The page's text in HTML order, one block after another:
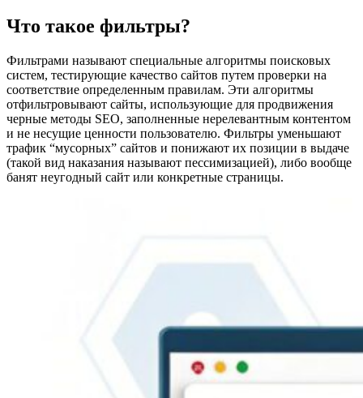
Что такое фильтры?
Фильтрами называют специальные алгоритмы поисковых
систем, тестирующие качество сайтов путем проверки на
соответствие определенным правилам. Эти алгоритмы
отфильтровывают сайты, использующие для продвижения
черные методы SEO, заполненные нерелевантным контентом
и не несущие ценности пользователю. Фильтры уменьшают
трафик “мусорных” сайтов и понижают их позиции в выдаче
(такой вид наказания называют пессимизацией), либо вообще
банят неугодный сайт или конкретные страницы.